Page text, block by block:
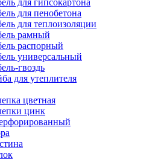
для гипсокартона
для пенобетона
для теплоизоляции
рамный
распорный
универсальный
гвоздь
для утеплителя
цветная
цинк